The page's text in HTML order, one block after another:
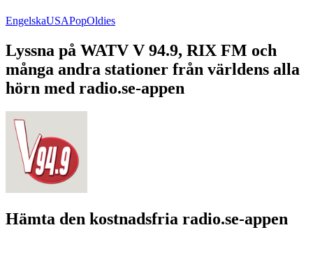
EngelskaUSAPopOldies
Lyssna på WATV V 94.9, RIX FM och
många andra stationer från världens alla
hörn med radio.se-appen
Hämta den kostnadsfria radio.se-appen